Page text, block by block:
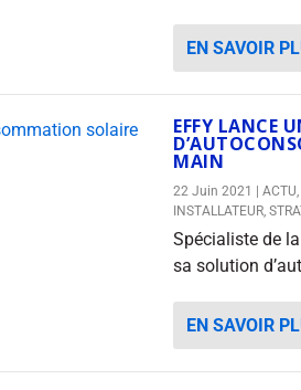
EN SAVOIR
EFFY LANCE
MAIN
22 Juin 2021 ACTU,
INSTALLATEUR,
Spécialiste de
sa solution
EN SAVOIR